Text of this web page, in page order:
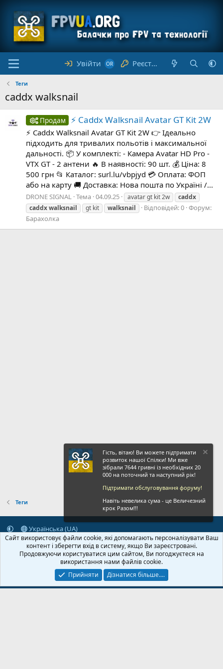
Увійти Реєстрація
Теги
caddx walksnail
Продам ⚡️ Caddx Walksnail Avatar GT Kit 2W
⚡️ Caddx Walksnail Avatar GT Kit 2W 👉 Ідеально
підходить для тривалих польотів і максимальної
дальності. 📦 У комплекті: - Камера Avatar HD Pro -
VTX GT - 2 антени 🔥 В наявності: 90 шт. 💰 Ціна: 8
500 грн 📂 Каталог: surl.lu/vbpjyd 💳 Оплата: ФОП
або на карту 🚚 Доставка: Нова пошта по Україні /...
DRONE SIGNAL Тема 04.09.25 avatar gt kit 2w
caddx
caddxwalksnail gt kit walksnail Відповідей: 0 Форум:
Барахолка
Теги
Українська (UA)
Зворотній зв'язок
Умови і правила
Політика конфіденційності
Дoпoмoга
Головна
R
S
S
© 2020-2026 FPVUA.ORG Розроблено:Magshifter
Гість, вітаю! Ви можете підтримати
розвиток нашої Спілки! Ми вже
зібрали 7644 гривні із необхідних 20
000 на поточний та наступний рік!
Підтримати обслуговування форуму!
Навіть невелика сума - це Величезний
крок Разом!!!
Сайт використовує файли cookie, які допомагають персоналізувати Ваш
контент і зберегти вхід в систему, якщо Ви зареєстровані.
Продовжуючи користуватися цим сайтом, Ви погоджуєтеся на
використання нами файлів cookie.
Прийняти
Дізнатися більше....